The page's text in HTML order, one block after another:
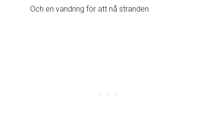
Och en vandring för att nå stranden